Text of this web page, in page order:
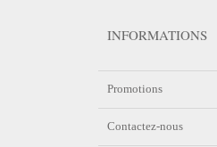
INFORMATIONS
Promotions
Contactez-nous